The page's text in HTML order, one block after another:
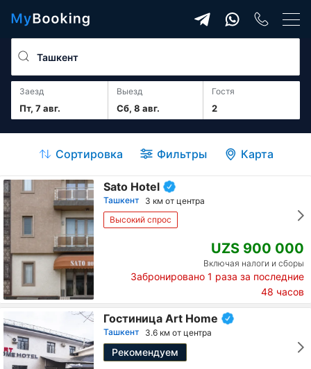
Заезд
Пт, 7 авг.
Выезд
Сб, 8 авг. 2
гостя
Сортировка Фильтры Карта
Sato Hotel
Ташкент
3 км от центра
Высокий спрос
UZS 900 000
Включая налоги и сборы
Забронировано 1 раза за последние
48 часов
Гостиница Art Home
Ташкент 3.6 км от центра
Рекомендуем